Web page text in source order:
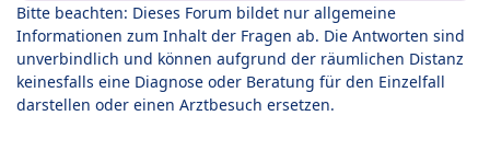
Bitte beachten: Dieses Forum bildet nur allgemeine
Informationen zum Inhalt der Fragen ab. Die Antworten sind
unverbindlich und können aufgrund der räumlichen Distanz
keinesfalls eine Diagnose oder Beratung für den Einzelfall
darstellen oder einen Arztbesuch ersetzen.